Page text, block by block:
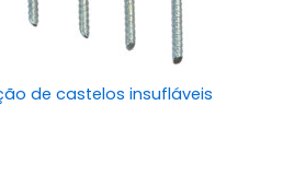
de castelos insufláveis